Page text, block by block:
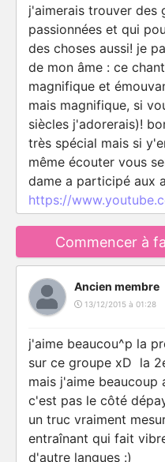
j'aimerais trouver des
passionnées et qui
des choses aussi! je
de mon âme : ce
magnifique et
mais magnifique, si
siècles j'adorerais)!
très spécial mais si
même écouter vous
dame a participé aux
https://
Commencer à
Ancien membre
13/12/2015 à 01:28
j'aime beaucou^p la
sur ce groupe xD la
mais j'aime beaucoup
c'est pas le côté
un truc vraiment
entraînant qui fait
d'autre langues :)